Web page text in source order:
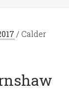
/ Calder